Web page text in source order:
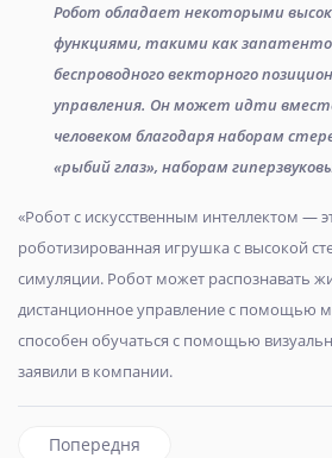
Робот обладает некоторыми
функциями, такими как
беспроводного векторного
управления. Он может идти
человеком благодаря наборам
«рыбий глаз», наборам
«Робот с искусственным интеллектом —
роботизированная игрушка с высокой
симуляции. Робот может распознавать
дистанционное управление с помощью
способен обучаться с помощью
заявили в компании.
Попередня стаття: Пранк:
Попередня